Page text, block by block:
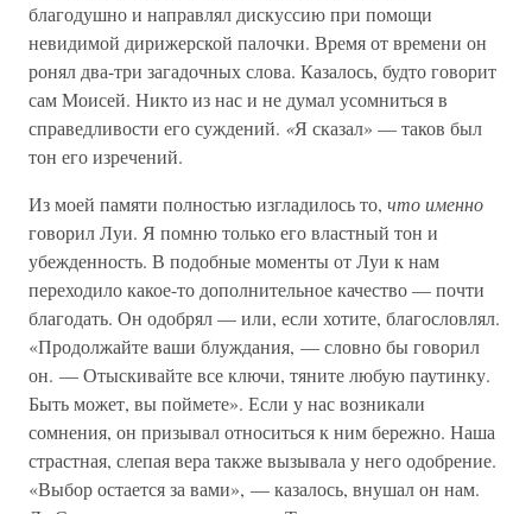
благодушно и направлял дискуссию при помощи
невидимой дирижерской палочки. Время от времени он
ронял два-три загадочных слова. Казалось, будто говорит
сам Моисей. Никто из нас и не думал усомниться в
справедливости его суждений. «Я сказал» — таков был
тон его изречений.
Из моей памяти полностью изгладилось то, что именно
говорил Луи. Я помню только его властный тон и
убежденность. В подобные моменты от Луи к нам
переходило какое-то дополнительное качество — почти
благодать. Он одобрял — или, если хотите, благословлял.
«Продолжайте ваши блуждания, — словно бы говорил
он. — Отыскивайте все ключи, тяните любую паутинку.
Быть может, вы поймете». Если у нас возникали
сомнения, он призывал относиться к ним бережно. Наша
страстная, слепая вера также вызывала у него одобрение.
«Выбор остается за вами», — казалось, внушал он нам.